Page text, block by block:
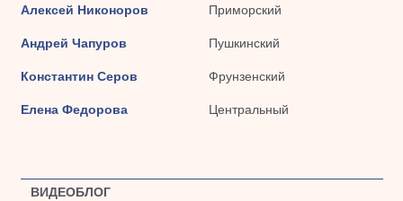
Алексей Никоноров Приморский
Андрей Чапуров Пушкинский
Константин Серов Фрунзенский
Елена Федорова Центральный
ВИДЕОБЛОГ